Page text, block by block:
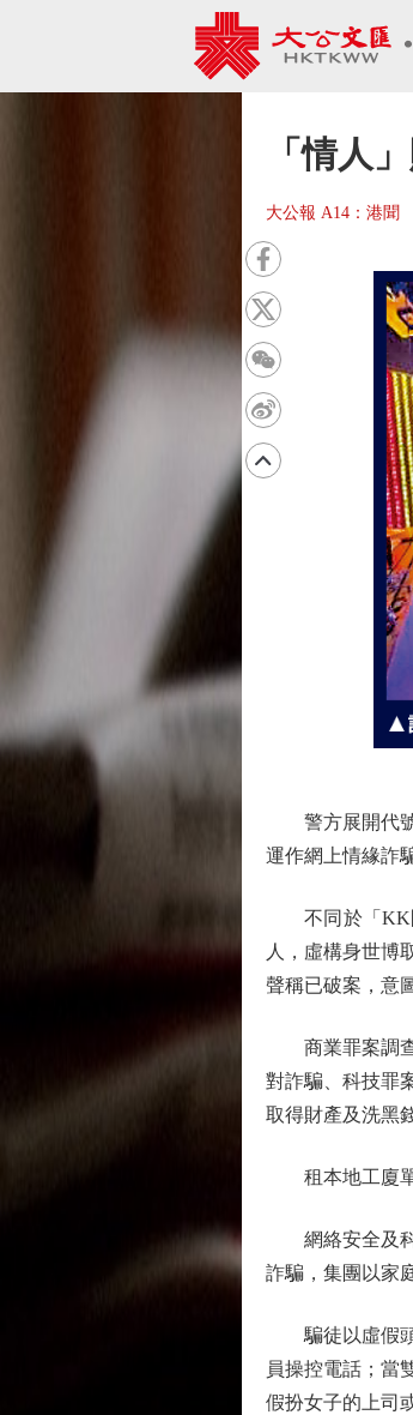
「情人
大公報 A14：港聞
警方展開代號
運作網上情緣詐
不同於「KK園
人，虛構身世博
聲稱已破案，意
商業罪案調查
對詐騙、科技罪
取得財產及洗黑
租本地工廈單
網絡安全及科
詐騙，集團以家
騙徒以虛假頭
員操控電話；當
假扮女子的上司